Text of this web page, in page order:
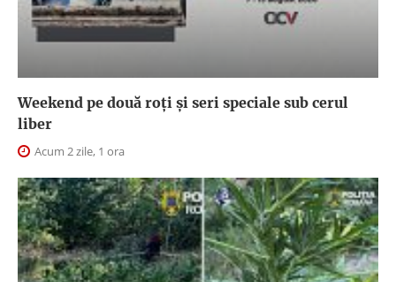
Weekend pe două roți și seri speciale sub cerul
liber
Acum 2 zile, 1 ora